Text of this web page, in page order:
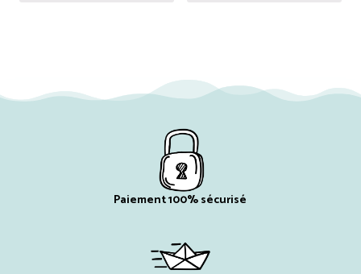
Paiement 100% sécurisé